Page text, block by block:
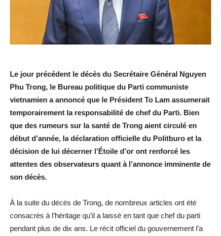
Le jour précédent le décès du Secrétaire Général Nguyen
Phu Trong, le Bureau politique du Parti communiste
vietnamien a annoncé que le Président To Lam assumerait
temporairement la responsabilité de chef du Parti. Bien
que des rumeurs sur la santé de Trong aient circulé en
début d’année, la déclaration officielle du Politburo et la
décision de lui décerner l’Étoile d’or ont renforcé les
attentes des observateurs quant à l’annonce imminente de
son décès.
À la suite du décès de Trong, de nombreux articles ont été
consacrés à l’héritage qu’il a laissé en tant que chef du parti
pendant plus de dix ans. Le récit officiel du gouvernement l’a